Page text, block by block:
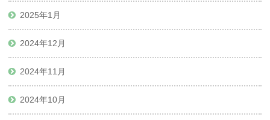
2025年1月
2024年12月
2024年11月
2024年10月